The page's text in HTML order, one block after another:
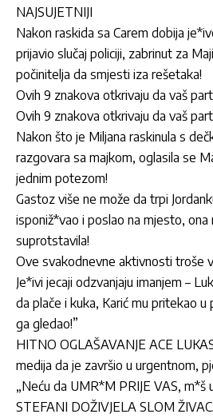
NAJSUJETNIJI
Nakon raskida sa Carem dobija
prijavio slučaj policiji, zabrinut za
počinitelja da smjesti iza rešetaka!
Ovih 9 znakova otkrivaju da vaš
Ovih 9 znakova otkrivaju da vaš
Nakon što je Miljana raskinula s
razgovara sa majkom, oglasila se
jednim potezom!
Gastoz više ne može da trpi
isponiž*vao i poslao na mjesto,
suprotstavila!
Ove svakodnevne aktivnosti troše
Je*ivi jecaji odzvanjaju imanjem –
da plače i kuka, Karić mu pritekao u
ga gledao!”
HITNO OGLAŠAVANJE ACE
medija da je završio u urgentnom,
„Neću da UMR*M PRIJE VAS, m*š
STEFANI DOŽIVJELA SLOM